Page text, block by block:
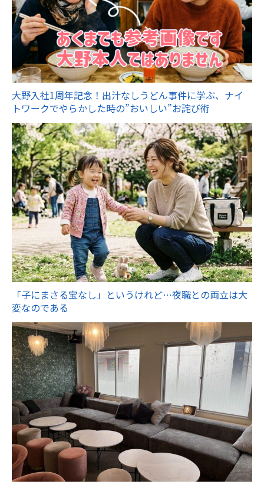
大野入社1周年記念！出汁なしうどん事件に学ぶ、ナイ
トワークでやらかした時の”おいしい”お詫び術
「子にまさる宝なし」というけれど…夜職との両立は大
変なのである